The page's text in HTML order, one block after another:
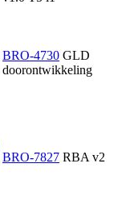
BRO-4730 GLD
doorontwikkeling
BRO-7827 RBA v2